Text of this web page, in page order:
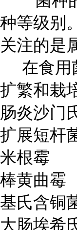
种等级别
关注的是
在食用
扩繁和栽
肠炎沙门
扩展短杆
米根霉
棒黄曲霉
基氏含铜
大肠埃希